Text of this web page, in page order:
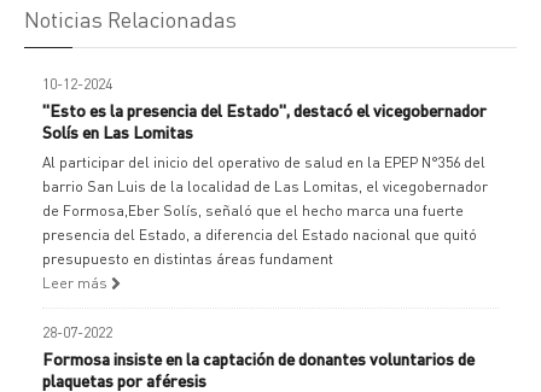
Noticias Relacionadas
10-12-2024
"Esto es la presencia del Estado", destacó el vicegobernador
Solís en Las Lomitas
Al participar del inicio del operativo de salud en la EPEP N°356 del
barrio San Luis de la localidad de Las Lomitas, el vicegobernador
de Formosa,Eber Solís, señaló que el hecho marca una fuerte
presencia del Estado, a diferencia del Estado nacional que quitó
presupuesto en distintas áreas fundament
Leer más
28-07-2022
Formosa insiste en la captación de donantes voluntarios de
plaquetas por aféresis